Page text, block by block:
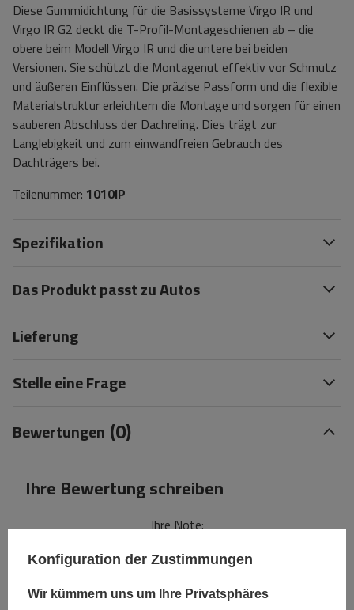
Diese Gummidichtung für die Basissysteme Virgo IR und
Virgo IR G2 deckt die T-Profil-Montageschienen ab – die
obere beim Modell Virgo IR und die untere bei beiden
Versionen. Sie schützt die Montagenut effektiv vor Schmutz
und äußeren Einflüssen. Die präzise Passform und die flexible
Materialstruktur erleichtern die Montage und sorgen für einen
sauberen Abschluss der Dachreling. Dies trägt zur
Langlebigkeit und zum einwandfreien Gebrauch des
Dachträgers bei.
Teilenummer: 1010IP
Spezifikation
Das Produkt passt zu Autos
Lieferung
Stelle eine Frage
Bewertungen (0)
Ihre Bewertung schreiben
Ihre Note:
5/5
Inhalt Ihrer Bewertung
Konfiguration der Zustimmungen
Wir kümmern uns um Ihre Privatsphäres